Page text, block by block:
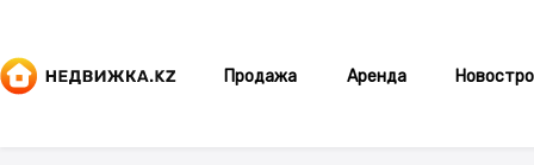
Продажа Аренда